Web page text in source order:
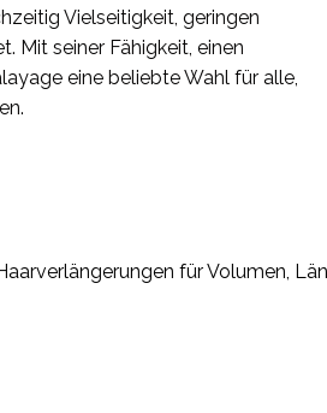
Vielseitigkeit, geringen
Mit seiner Fähigkeit, einen
eine beliebte Wahl für alle,
für Volumen,